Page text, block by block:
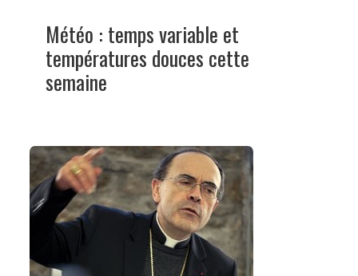
Météo : temps variable et
températures douces cette
semaine